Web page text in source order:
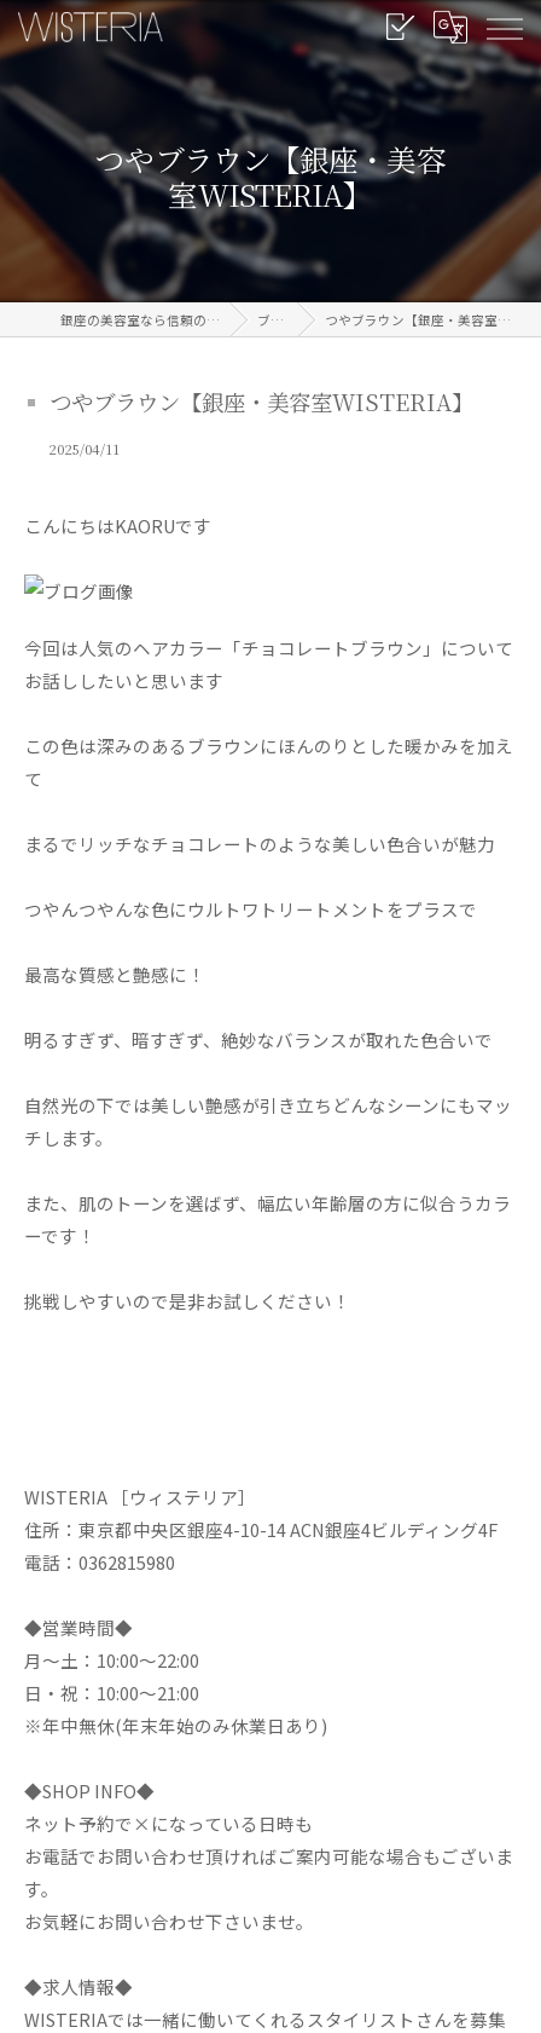
つやブラウン【銀座・美容
室WISTERIA】
銀座の美容室なら信頼のWISTERIA ブログ つやブラウン【銀座・美容室WISTERIA】
つやブラウン【銀座・美容室WISTERIA】
2025/04/11
こんにちはKAORUです
今回は人気のヘアカラー「チョコレートブラウン」について
お話ししたいと思います
この色は深みのあるブラウンにほんのりとした暖かみを加え
て
まるでリッチなチョコレートのような美しい色合いが魅力
つやんつやんな色にウルトワトリートメントをプラスで
最高な質感と艶感に！
明るすぎず、暗すぎず、絶妙なバランスが取れた色合いで
自然光の下では美しい艶感が引き立ちどんなシーンにもマッ
チします。
また、肌のトーンを選ばず、幅広い年齢層の方に似合うカラ
ーです！
挑戦しやすいので是非お試しください！
WISTERIA ［ウィステリア］
住所：東京都中央区銀座4-10-14 ACN銀座4ビルディング4F
電話：0362815980
◆営業時間◆
月～土：10:00～22:00
日・祝：10:00～21:00
※年中無休(年末年始のみ休業日あり)
◆SHOP INFO◆
ネット予約で×になっている日時も
お電話でお問い合わせ頂ければご案内可能な場合もございま
す。
お気軽にお問い合わせ下さいませ。
◆求人情報◆
WISTERIAでは一緒に働いてくれるスタイリストさんを募集